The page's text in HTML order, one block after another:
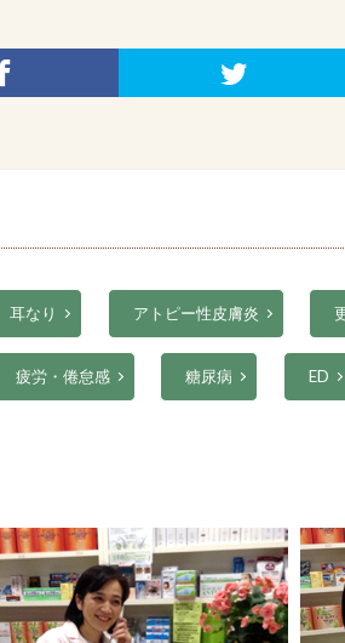
耳なり アトピー性皮膚炎
疲労・倦怠感 糖尿病 ED